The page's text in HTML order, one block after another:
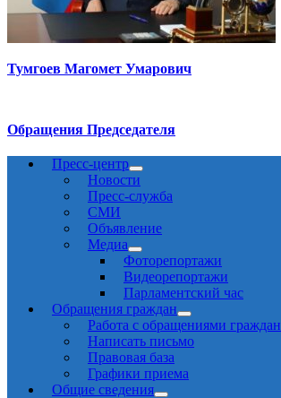
Тумгоев Магомет Умарович
Обращения Председателя
Пресс-центр
Новости
Пресс-служба
СМИ
Объявление
Медиа
Фоторепортажи
Видеорепортажи
Парламентский час
Обращения граждан
Работа с обращениями граждан
Написать письмо
Правовая база
Графики приема
Общие сведения